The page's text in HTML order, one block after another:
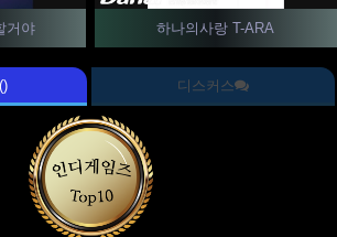
거야 하나의사랑 T-ARA
() 디스커스